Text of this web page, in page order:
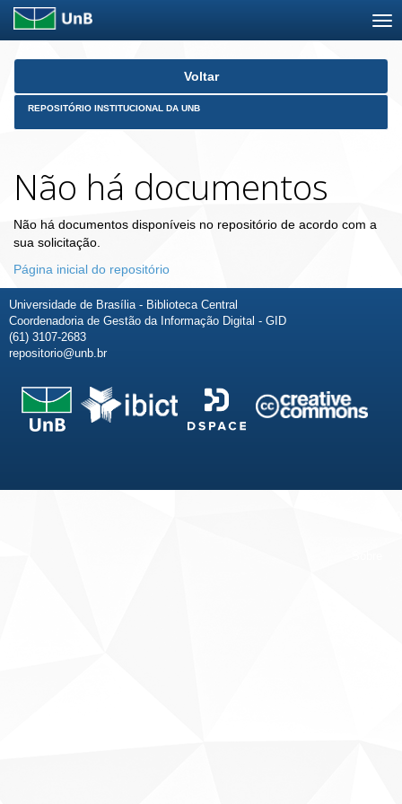
Skip
Voltar
REPOSITÓRIO INSTITUCIONAL DA UNB
Não há documentos
Não há documentos disponíveis no repositório de acordo com a
sua solicitação.
Página inicial do repositório
Universidade de Brasília - Biblioteca Central
Coordenadoria de Gestão da Informação Digital - GID
(61) 3107-2683
repositorio@unb.br